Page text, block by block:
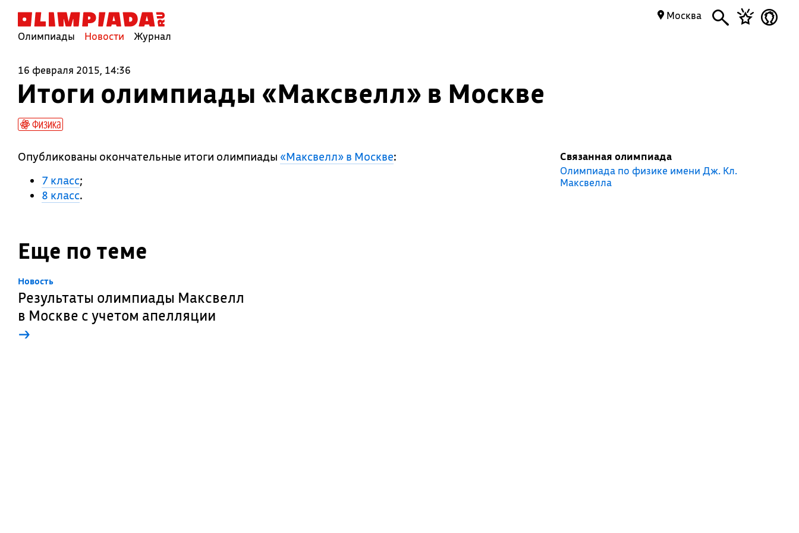
Олимпиады Новости Журнал
Москва
16 февраля 2015, 14:36
Итоги олимпиады «Максвелл» в Москве
Физика
Опубликованы окончательные итоги олимпиады «Максвелл» в Москве:
7 класс;
8 класс.
Связанная олимпиада
Олимпиада по физике имени Дж. Кл.
Максвелла
Еще по теме
Новость
Результаты олимпиады Максвелл
в Москве с учетом апелляции
→